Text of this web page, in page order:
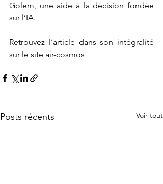
Golem, une aide à la décision fondée
sur l’IA.
Retrouvez l’article dans son intégralité
sur le site air-cosmos
Posts récents Voir tout